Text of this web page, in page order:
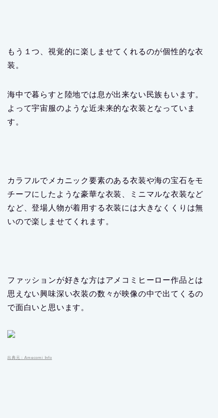
もう１つ、視覚的に楽しませてくれるのが個性的な衣
装。
海中で暮らすと陸地では息が出来ない民族もいます。
よって宇宙服のような近未来的な衣装となっていま
す。
カラフルでメカニック要素のある衣装や海の宝石をモ
チーフにしたような豪華な衣装、ミニマルな衣装など
など、登場人物が着用する衣装には大きなくくりは無
いので楽しませてくれます。
ファッションが好きな方はアメコミヒーロー作品とは
思えない興味深い衣装の数々が映像の中で出てくるの
で面白いと思います。
出典元：Amecomi Info